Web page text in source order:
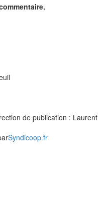
de publication : Laurent
Syndicoop.fr